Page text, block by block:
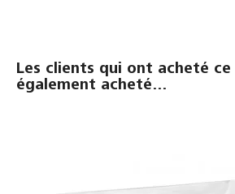
Les clients qui ont acheté
également acheté...